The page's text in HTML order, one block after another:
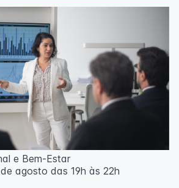
e Bem-Estar
agosto das 19h às 22h